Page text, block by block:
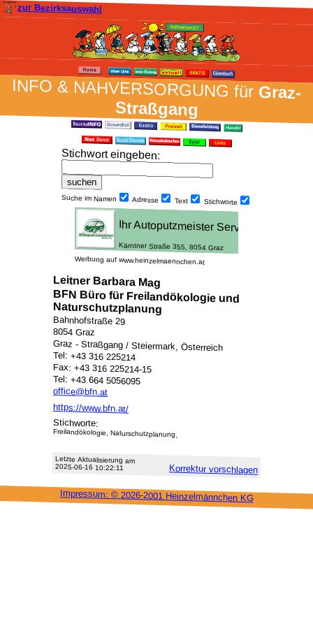
zur Bezirksauswahl
INFO & NAH­VER­SORG­UNG fürGraz-
Straßgang
Stich­wort ein­geben:
Suche im Namen Adresse Text Stich­worte
Werbung auf www.heinzelmaennchen.at
Leitner Barbara Mag
BFN Büro für Freilandökologie und
Naturschutzplanung
Bahnhofstraße 29
8054 Graz
Graz - Straßgang / Steiermark, Österreich
Tel: +43 316 225214
Fax: +43 316 225214-15
Tel: +43 664 5056095
office@bfn.at
https://www.bfn.at/
Stichworte:
Freilandökologie, Naturschutzplanung,
Letzte Aktu­alisie­rung am
2025-06-16 10:22:11 Korrektur vor­schlagen
Impressum: © 2026-2001 Heinzel­männchen KG